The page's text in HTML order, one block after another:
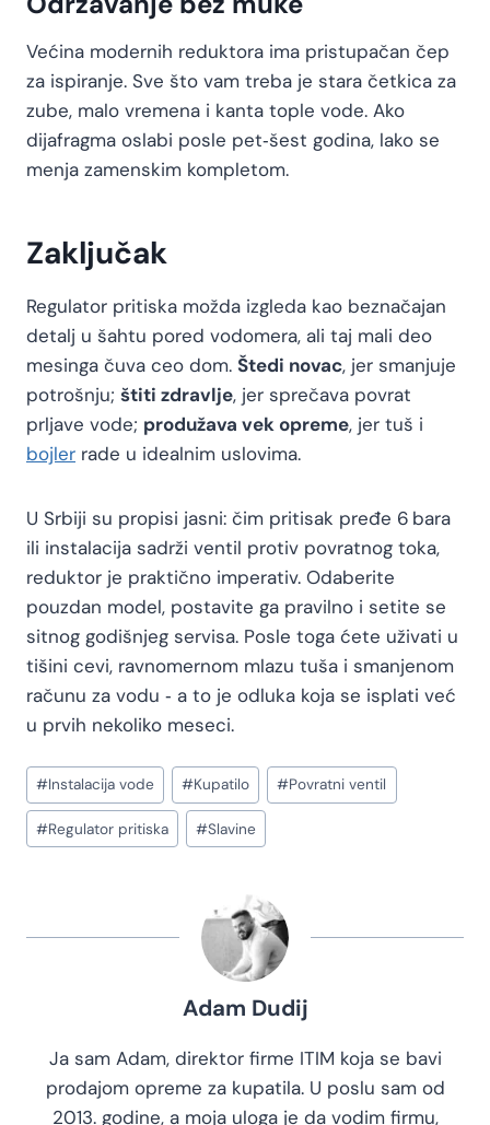
Većina modernih reduktora ima pristupačan čep
za ispiranje. Sve što vam treba je stara četkica za
zube, malo vremena i kanta tople vode. Ako
dijafragma oslabi posle pet‑šest godina, lako se
menja zamenskim kompletom.
Zaključak
Regulator pritiska možda izgleda kao beznačajan
detalj u šahtu pored vodomera, ali taj mali deo
mesinga čuva ceo dom. Štedi novac, jer smanjuje
potrošnju; štiti zdravlje, jer sprečava povrat
prljave vode; produžava vek opreme, jer tuš i
bojler rade u idealnim uslovima.
U Srbiji su propisi jasni: čim pritisak pređe 6 bara
ili instalacija sadrži ventil protiv povratnog toka,
reduktor je praktično imperativ. Odaberite
pouzdan model, postavite ga pravilno i setite se
sitnog godišnjeg servisa. Posle toga ćete uživati u
tišini cevi, ravnomernom mlazu tuša i smanjenom
računu za vodu ‑ a to je odluka koja se isplati već
u prvih nekoliko meseci.
#Instalacija vode #Kupatilo #Povratni ventil
#Regulator pritiska #Slavine
Adam Dudij
Ja sam Adam, direktor firme ITIM koja se bavi
prodajom opreme za kupatila. U poslu sam od
2013. godine, a moja uloga je da vodim firmu,